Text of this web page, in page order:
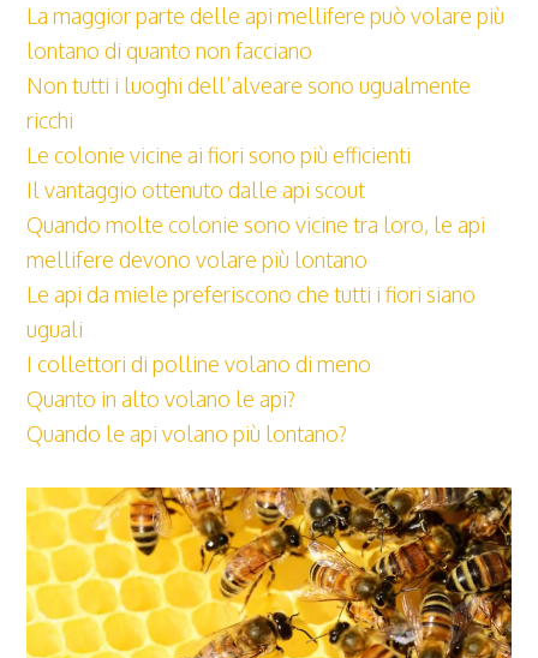
La maggior parte delle api mellifere può volare più
lontano di quanto non facciano
Non tutti i luoghi dell’alveare sono ugualmente
ricchi
Le colonie vicine ai fiori sono più efficienti
Il vantaggio ottenuto dalle api scout
Quando molte colonie sono vicine tra loro, le api
mellifere devono volare più lontano
Le api da miele preferiscono che tutti i fiori siano
uguali
I collettori di polline volano di meno
Quanto in alto volano le api?
Quando le api volano più lontano?